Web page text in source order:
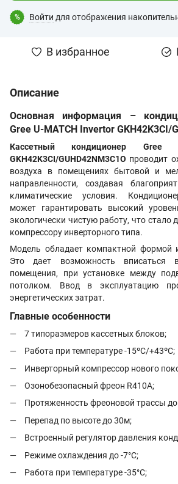
% Войти для отображения
В избранное
Описание
Основная информация –
Gree U-MATCH Invertor GKH42K3CI/
Кассетный кондиционер Gree
GKH42K3CI/GUHD42NM3C1O проводит
воздуха в помещениях бытовой и
направленности, создавая
климатические условия.
может гарантировать высокий
экологически чистую работу, что стало
компрессору инверторного типа.
Модель обладает компактной формой
Это дает возможность вписаться
помещения, при установке между
потолком. Ввод в эксплуатацию
энергетических затрат.
Главные особенности
7 типоразмеров кассетных блоков;
Работа при температуре -15ºС/+43ºС;
Инверторный компрессор нового
Озонобезопасный фреон R410A;
Протяженность фреоновой трассы
Перепад по высоте до 30м;
Встроенный регулятор давления
Режиме охлаждения до -7°С;
Работа при температуре -35°С;